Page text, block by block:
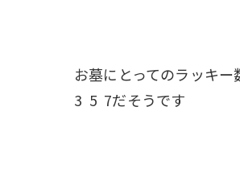
お墓にとってのラッキ
3 5 7だそうです